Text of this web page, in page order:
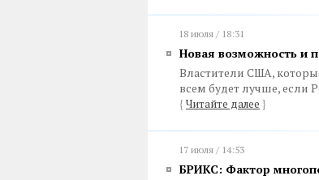
18 июля / 18:31
Новая возможность и
Властители США,
всем будет лучше, если
{ Читайте далее }
17 июля / 14:53
БРИКС: Фактор